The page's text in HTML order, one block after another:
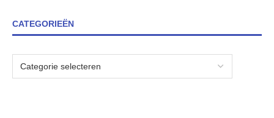
CATEGORIEËN